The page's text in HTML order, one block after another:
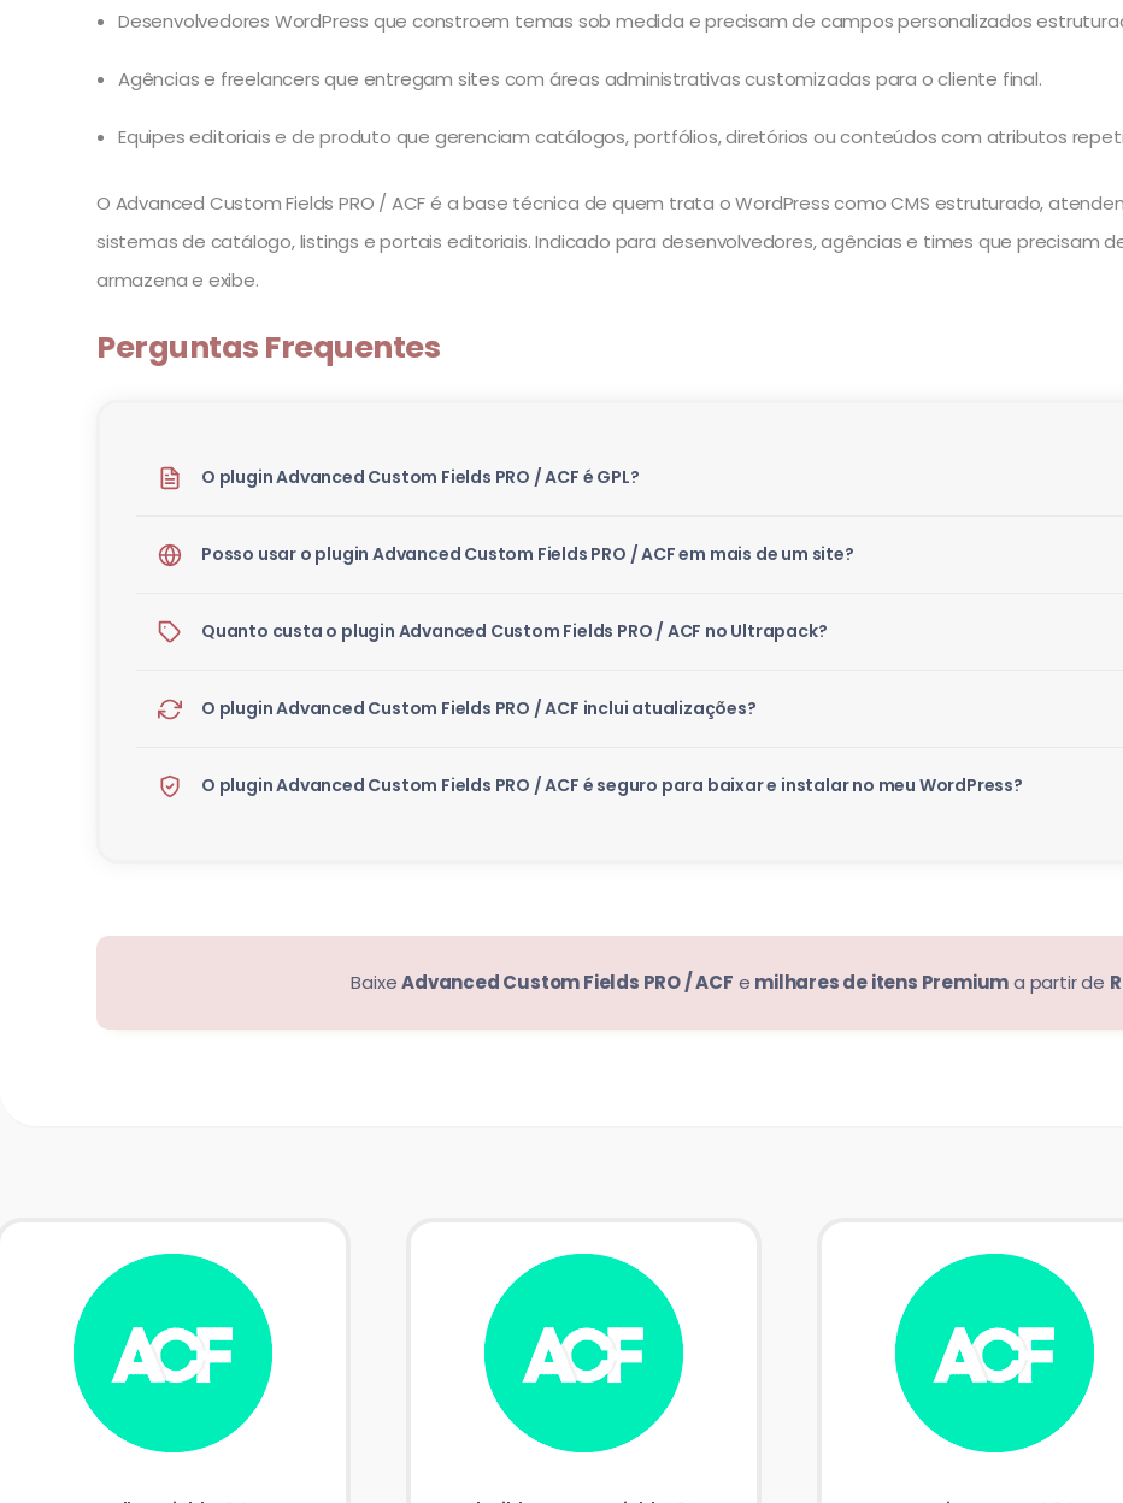
Desenvolvedores WordPress que constroem temas sob medida e precisam de campos personalizados
Agências e freelancers que entregam sites com áreas administrativas customizadas para o cliente final.
Equipes editoriais e de produto que gerenciam catálogos, portfólios, diretórios ou conteúdos com atributos
O Advanced Custom Fields PRO / ACF é a base técnica de quem trata o WordPress como CMS estruturado,
sistemas de catálogo, listings e portais editoriais. Indicado para desenvolvedores, agências e times que precisam
armazena e exibe.
Perguntas Frequentes
O plugin Advanced Custom Fields PRO / ACF é GPL?
Posso usar o plugin Advanced Custom Fields PRO / ACF em mais de um site?
Quanto custa o plugin Advanced Custom Fields PRO / ACF no Ultrapack?
O plugin Advanced Custom Fields PRO / ACF inclui atualizações?
O plugin Advanced Custom Fields PRO / ACF é seguro para baixar e instalar no meu WordPress?
BaixeAdvanced Custom Fields PRO / ACF e milhares de itens Premiuma partir de